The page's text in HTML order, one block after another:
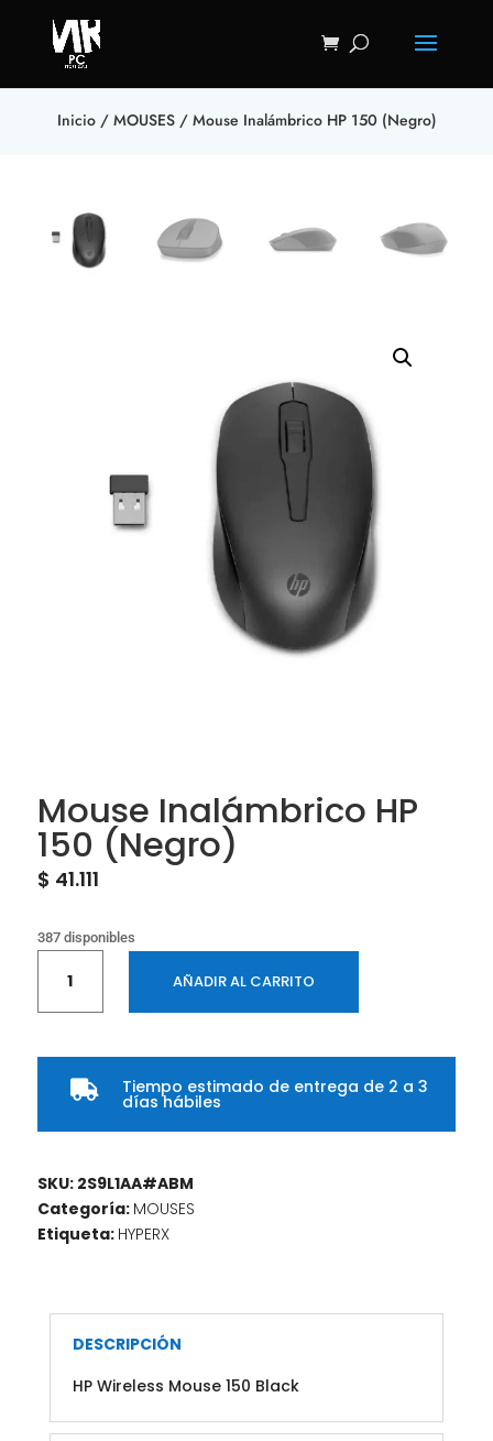
Inicio/ MOUSES/ Mouse Inalámbrico HP 150 (Negro)
Mouse Inalámbrico HP
150 (Negro)
$ 41.111
387 disponibles
Inalámbrico
HP
(Negro)
cantidad
AÑADIR AL CARRITO
 Tiempo estimado de entrega de 2 a 3
días hábiles
SKU: 2S9L1AA#ABM
Categoría: MOUSES
Etiqueta: HYPERX
DESCRIPCIÓN
HP Wireless Mouse 150 Black